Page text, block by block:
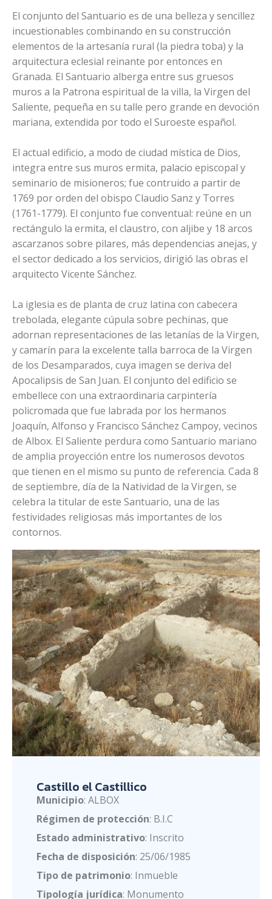
El conjunto del Santuario es de una belleza y sencillez
incuestionables combinando en su construcción
elementos de la artesanía rural (la piedra toba) y la
arquitectura eclesial reinante por entonces en
Granada. El Santuario alberga entre sus gruesos
muros a la Patrona espiritual de la villa, la Virgen del
Saliente, pequeña en su talle pero grande en devoción
mariana, extendida por todo el Suroeste español.
El actual edificio, a modo de ciudad mística de Dios,
integra entre sus muros ermita, palacio episcopal y
seminario de misioneros; fue contruido a partir de
1769 por orden del obispo Claudio Sanz y Torres
(1761-1779). El conjunto fue conventual: reúne en un
rectángulo la ermita, el claustro, con aljibe y 18 arcos
ascarzanos sobre pilares, más dependencias anejas, y
el sector dedicado a los servicios, dirigió las obras el
arquitecto Vicente Sánchez.
La iglesia es de planta de cruz latina con cabecera
trebolada, elegante cúpula sobre pechinas, que
adornan representaciones de las letanías de la Virgen,
y camarín para la excelente talla barroca de la Virgen
de los Desamparados, cuya imagen se deriva del
Apocalipsis de San Juan. El conjunto del edificio se
embellece con una extraordinaria carpintería
policromada que fue labrada por los hermanos
Joaquín, Alfonso y Francisco Sánchez Campoy, vecinos
de Albox. El Saliente perdura como Santuario mariano
de amplia proyección entre los numerosos devotos
que tienen en el mismo su punto de referencia. Cada 8
de septiembre, día de la Natividad de la Virgen, se
celebra la titular de este Santuario, una de las
festividades religiosas más importantes de los
contornos.
Castillo el Castillico
Municipio: ALBOX
Régimen de protección: B.I.C
Estado administrativo: Inscrito
Fecha de disposición: 25/06/1985
Tipo de patrimonio: Inmueble
Tipología jurídica: Monumento